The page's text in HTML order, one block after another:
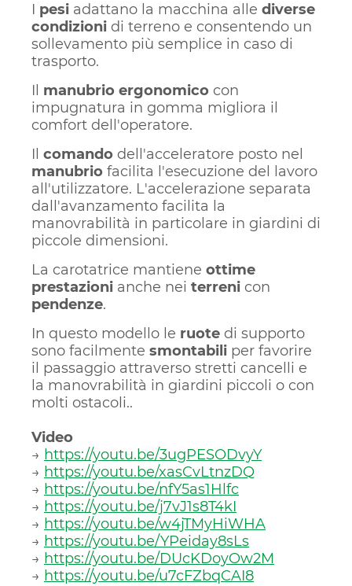
I pesi adattano la macchina alle diverse
condizioni di terreno e consentendo un
sollevamento più semplice in caso di
trasporto.
Il manubrio ergonomico con
impugnatura in gomma migliora il
comfort dell'operatore.
Il comando dell'acceleratore posto nel
manubrio facilita l'esecuzione del lavoro
all'utilizzatore. L'accelerazione separata
dall'avanzamento facilita la
manovrabilità in particolare in giardini di
piccole dimensioni.
La carotatrice mantiene ottime
prestazioni anche nei terreni con
pendenze.
In questo modello le ruote di supporto
sono facilmente smontabili per favorire
il passaggio attraverso stretti cancelli e
la manovrabilità in giardini piccoli o con
molti ostacoli..
Video
→ https://youtu.be/3ugPESODvyY
→ https://youtu.be/xasCvLtnzDQ
→ https://youtu.be/nfY5as1Hlfc
→ https://youtu.be/j7vJ1s8T4kI
→ https://youtu.be/w4jTMyHiWHA
→ https://youtu.be/YPeiday8sLs
→ https://youtu.be/DUcKDoyOw2M
→ https://youtu.be/u7cFZbqCAI8